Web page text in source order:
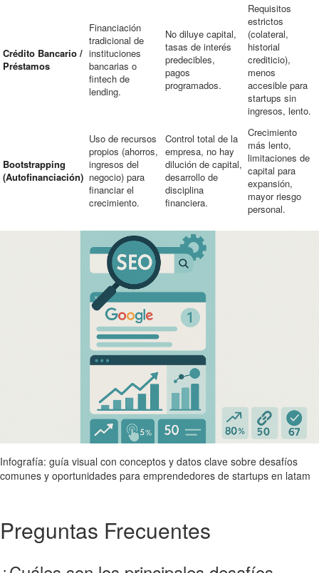
Crédito Bancario /
Préstamos
Financiación
tradicional de
instituciones
bancarias o
fintech de
lending.
No diluye capital,
tasas de interés
predecibles,
pagos
programados.
Requisitos
estrictos
(colateral,
historial
crediticio),
menos
accesible para
startups sin
ingresos, lento.
Bootstrapping
(Autofinanciación)
Uso de recursos
propios (ahorros,
ingresos del
negocio) para
financiar el
crecimiento.
Control total de la
empresa, no hay
dilución de capital,
desarrollo de
disciplina
financiera.
Crecimiento
más lento,
limitaciones de
capital para
expansión,
mayor riesgo
personal.
Infografía: guía visual con conceptos y datos clave sobre desafíos
comunes y oportunidades para emprendedores de startups en latam
Preguntas Frecuentes